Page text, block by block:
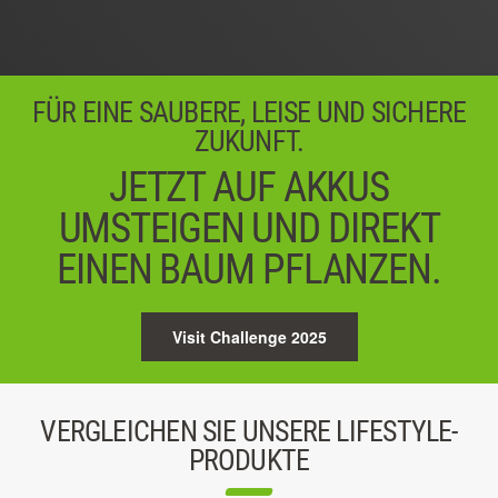
FÜR EINE SAUBERE, LEISE UND SICHERE
ZUKUNFT.
JETZT AUF AKKUS
UMSTEIGEN UND DIREKT
EINEN BAUM PFLANZEN.
Visit Challenge 2025
VERGLEICHEN SIE UNSERE LIFESTYLE-
PRODUKTE